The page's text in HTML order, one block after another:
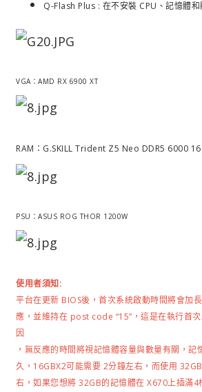
Q-Flash Plus : 在不安裝 CPU、記憶體
VGA：AMD RX 6900 XT
RAM：G.SKILL Trident Z5 Neo DDR5 6000
PSU：ASUS ROG THOR 1200W
使用者須知:
平台在更新 BIOS後，首次系統啟動時間將會加
應，並維持在 post code “15”，這是在執行首
因
，無反應的時間將視記憶體容量與數量有關，
久，16GBX2可能需要 2分鐘左右，而使用
右，如果您想將 32GB的記憶體在 X670上插滿4